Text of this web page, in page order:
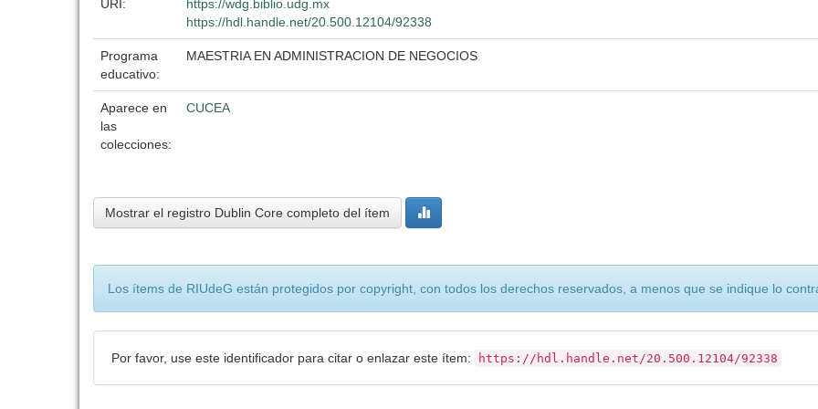
URI:
https://wdg.biblio.udg.mx
https://hdl.handle.net/20.500.12104/92338
Programa
educativo:
MAESTRIA EN ADMINISTRACION DE NEGOCIOS
Aparece en
las
colecciones:
CUCEA
Mostrar el registro Dublin Core completo del ítem
Los ítems de RIUdeG están protegidos por copyright, con todos los derechos reservados, a menos que se indique lo
Por favor, use este identificador para citar o enlazar este ítem: https://hdl.handle.net/20.500.12104/92338